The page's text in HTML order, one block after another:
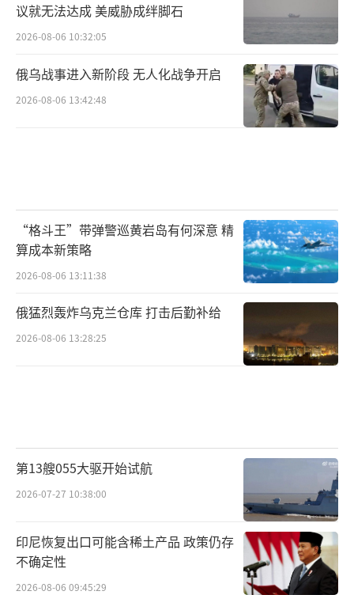
议就无法达成 美威胁成绊脚石
2026-08-06 10:32:05
俄乌战事进入新阶段 无人化战争开启
2026-08-06 13:42:48
“格斗王”带弹警巡黄岩岛有何深意 精
算成本新策略
2026-08-06 13:11:38
俄猛烈轰炸乌克兰仓库 打击后勤补给
2026-08-06 13:28:25
第13艘055大驱开始试航
2026-07-27 10:38:00
印尼恢复出口可能含稀土产品 政策仍存
不确定性
2026-08-06 09:45:29